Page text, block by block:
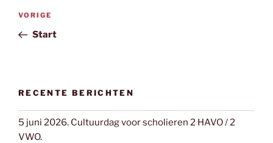
Bericht
Vorig
bericht
VORIGE
Start
RECENTE BERICHTEN
5 juni 2026. Cultuurdag voor scholieren 2 HAVO / 2
VWO.